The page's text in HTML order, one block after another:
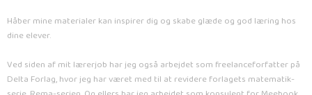
Håber mine materialer kan inspirer dig og skabe glæde og god læring hos
dine elever.
Ved siden af mit lærerjob har jeg også arbejdet som freelanceforfatter på
Delta Forlag, hvor jeg har været med til at revidere forlagets matematik-